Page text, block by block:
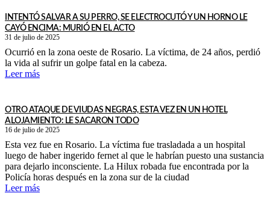
INTENTÓ SALVAR A SU PERRO, SE ELECTROCUTÓ Y UN HORNO LE
CAYÓ ENCIMA: MURIÓ EN EL ACTO
31 de julio de 2025
Ocurrió en la zona oeste de Rosario. La víctima, de 24 años, perdió
la vida al sufrir un golpe fatal en la cabeza.
Leer más
OTRO ATAQUE DE VIUDAS NEGRAS, ESTA VEZ EN UN HOTEL
ALOJAMIENTO: LE SACARON TODO
16 de julio de 2025
Esta vez fue en Rosario. La víctima fue trasladada a un hospital
luego de haber ingerido fernet al que le habrían puesto una sustancia
para dejarlo inconsciente. La Hilux robada fue encontrada por la
Policía horas después en la zona sur de la ciudad
Leer más